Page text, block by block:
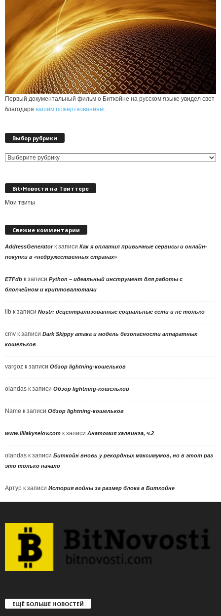
Первый документальный фильм о Биткойне на русском языке увидел свет
благодаря вашим пожертвованиям.
Выбор рубрики
Выбор
Bit•Новости на Твиттере
Мои твиты
Свежие комментарии
AddressGeneratorк записи Как я оплатил привычные сервисы и онлайн-
покупки в «недружественных странах»
ETFdb к записи Python – идеальный инструмент для работы с
блокчейном и криптовалютами
llb к записи Nostr: децентрализованные социальные сети и не только
cmv к записи Dark Skippy атака и модель безопасности аппаратных
кошельков
vargoz к записи Обзор lightning-кошельков
olandas к записи Обзор lightning-кошельков
Name к записи Обзор lightning-кошельков
www.illiakyselov.com к записи Анатомия халвинга, ч.2
olandas к записи Биткойн вновь у рекордных максимумов, но в этот раз
это только начало
Артур к записи История войны за размер блока в Биткойне
ЕЩЁ БОЛЬШЕ НОВОСТЕЙ